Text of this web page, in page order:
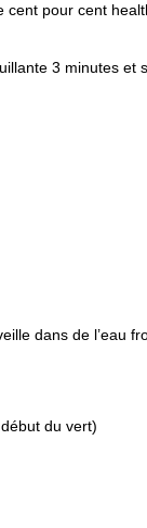
cent pour cent
3 minutes
dans de l’eau
du vert)